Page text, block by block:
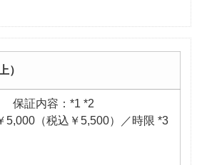
）
保証内容：*1 *2
5,000（税込￥5,500）／時限 *3